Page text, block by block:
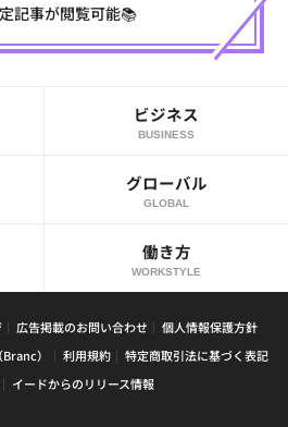
記事が閲覧可能📚
ビジネス
BUSINESS
グローバル
GLOBAL
働き方
WORKSTYLE
広告掲載のお問い合わせ
個人情報保護方針
）
利用規約
特定商取引法に基づく表記
イードからのリリース情報